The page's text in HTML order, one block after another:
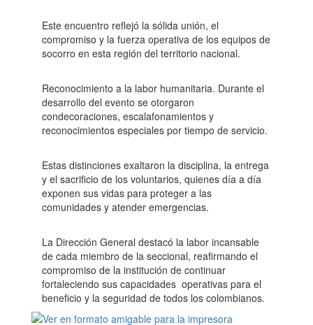
Este encuentro reflejó la sólida unión, el
compromiso y la fuerza operativa de los equipos de
socorro en esta región del territorio nacional.
Reconocimiento a la labor humanitaria. Durante el
desarrollo del evento se otorgaron
condecoraciones, escalafonamientos y
reconocimientos especiales por tiempo de servicio.
Estas distinciones exaltaron la disciplina, la entrega
y el sacrificio de los voluntarios, quienes día a día
exponen sus vidas para proteger a las
comunidades y atender emergencias.
La Dirección General destacó la labor incansable
de cada miembro de la seccional, reafirmando el
compromiso de la institución de continuar
fortaleciendo sus capacidades operativas para el
beneficio y la seguridad de todos los colombianos.